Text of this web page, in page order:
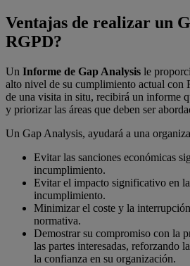
Ventajas de realizar un
RGPD?
Un Informe de Gap Analysis le
alto nivel de su cumplimiento actual con
de una visita in situ, recibirá un informe
y priorizar las áreas que deben ser
Un Gap Analysis, ayudará a una
Evitar las sanciones económicas
incumplimiento.
Evitar el impacto significativo en
incumplimiento.
Minimizar el coste y la
normativa.
Demostrar su compromiso con la
las partes interesadas, reforzando
la confianza en su organización.